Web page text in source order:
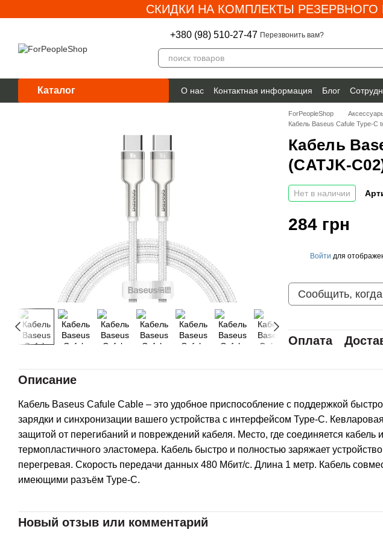
СКИДКИ НА КОМПЛЕКТЫ РЕЗЕРВНОГО
+380 (98) 510-27-47 Перезвонить вам?
Каталог О нас Контактная информация Блог
Гарантия
ForPeopleShop
Кабель Baseus Cafule Type-C
Кабель
(CATJK-
Нет в наличии
284 грн
Войти для
Сообщить,
Оплата
Описание
Кабель Baseus Cafule Cable – это удобное приспособление c поддержкой
зарядки и синхронизации вашего устройства с интерфейсом Type-C.
защитой от перегибаний и повреждений кабеля. Место, где соединяется кабель
термопластичного эластомера. Кабель быстро и полностью заряжает
перегревая. Скорость передачи данных 480 Мбит/с. Длина 1 метр. Кабель
имеющими разъём Type-C.
Новый отзыв или комментарий